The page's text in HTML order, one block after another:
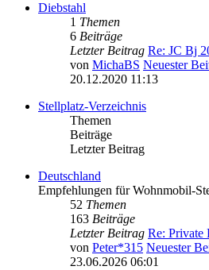
Diebstahl
1 Themen
6 Beiträge
Letzter Beitrag Re: JC Bj
von MichaBS Neuester
20.12.2020 11:13
Stellplatz-Verzeichnis
Themen
Beiträge
Letzter Beitrag
Deutschland
Empfehlungen für Wohnmobil-
52 Themen
163 Beiträge
Letzter Beitrag Re:
von Peter*315 Neuester
23.06.2026 06:01